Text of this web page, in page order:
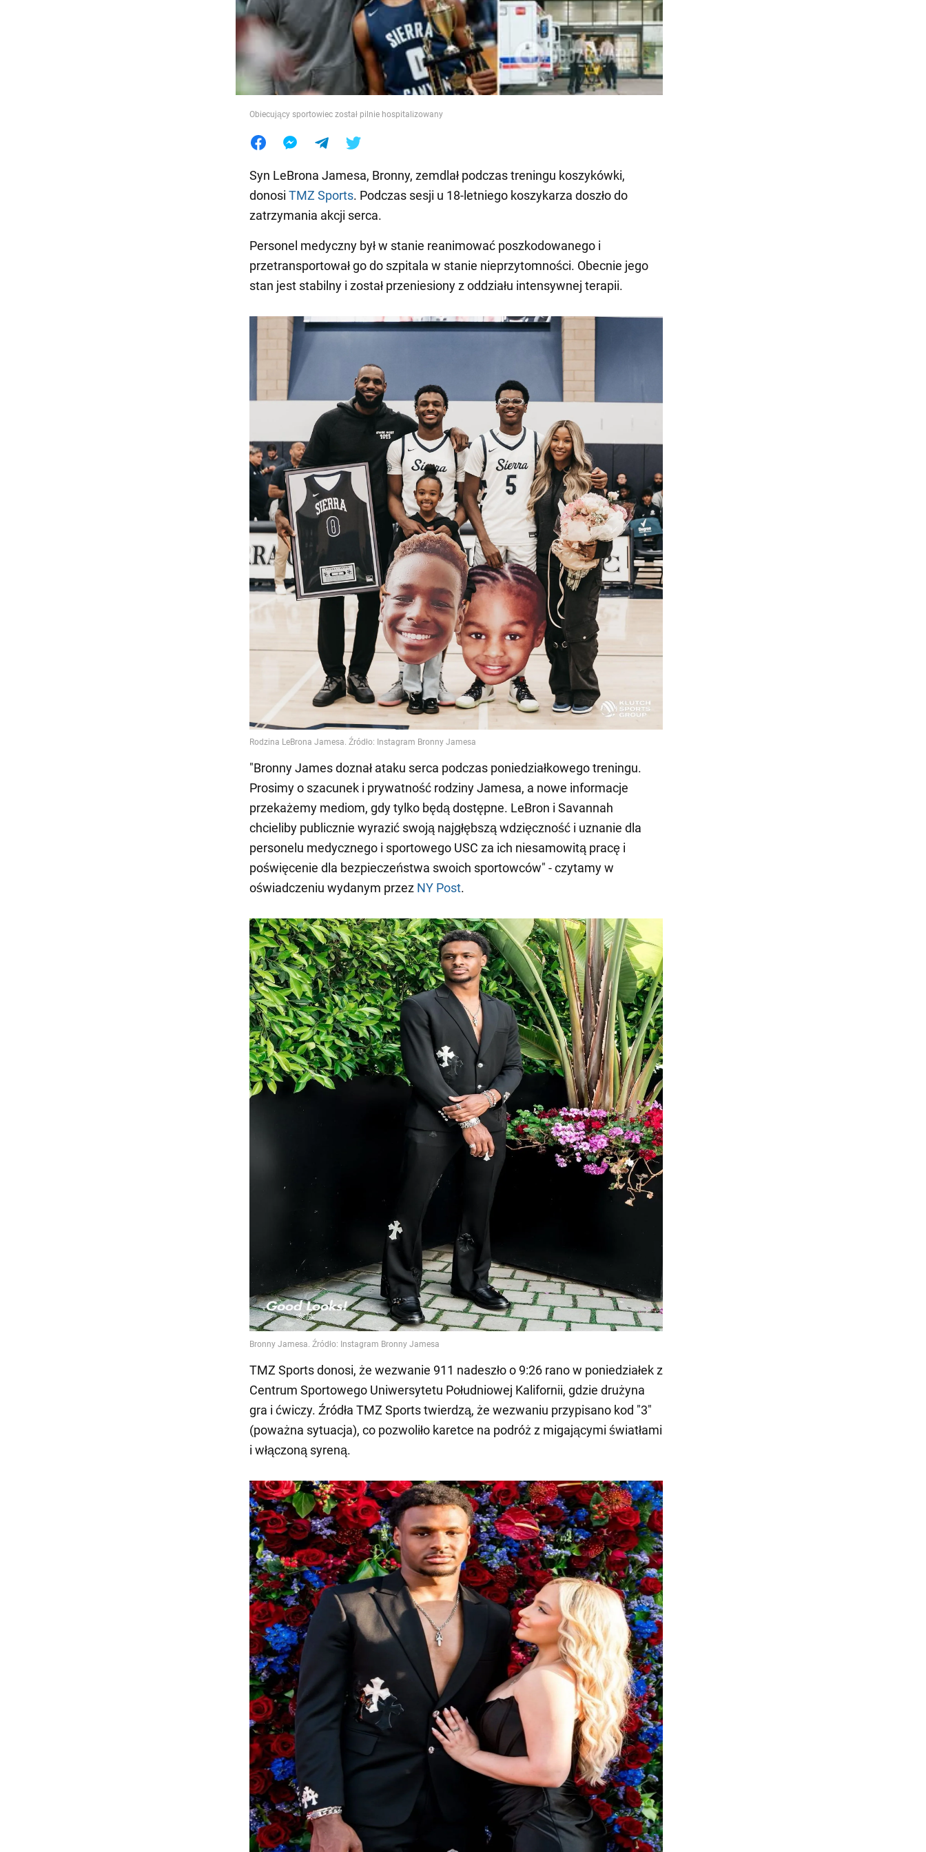
Jedzenie
Obiecujący sportowiec został pilnie hospitalizowany
Syn LeBrona Jamesa, Bronny, zemdlał podczas treningu koszykówki,
donosi TMZ Sports. Podczas sesji u 18-letniego koszykarza doszło do
zatrzymania akcji serca.
Personel medyczny był w stanie reanimować poszkodowanego i
przetransportował go do szpitala w stanie nieprzytomności. Obecnie jego
stan jest stabilny i został przeniesiony z oddziału intensywnej terapii.
"Bronny James doznał ataku serca podczas poniedziałkowego treningu.
Prosimy o szacunek i prywatność rodziny Jamesa, a nowe informacje
przekażemy mediom, gdy tylko będą dostępne. LeBron i Savannah
chcieliby publicznie wyrazić swoją najgłębszą wdzięczność i uznanie dla
personelu medycznego i sportowego USC za ich niesamowitą pracę i
poświęcenie dla bezpieczeństwa swoich sportowców" - czytamy w
oświadczeniu wydanym przez NY Post.
TMZ Sports donosi, że wezwanie 911 nadeszło o 9:26 rano w poniedziałek z
Centrum Sportowego Uniwersytetu Południowej Kalifornii, gdzie drużyna
gra i ćwiczy. Źródła TMZ Sports twierdzą, że wezwaniu przypisano kod "3"
(poważna sytuacja), co pozwoliło karetce na podróż z migającymi światłami
i włączoną syreną.